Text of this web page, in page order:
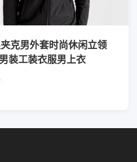
克男外套时尚休闲立领
装工装衣服男上衣